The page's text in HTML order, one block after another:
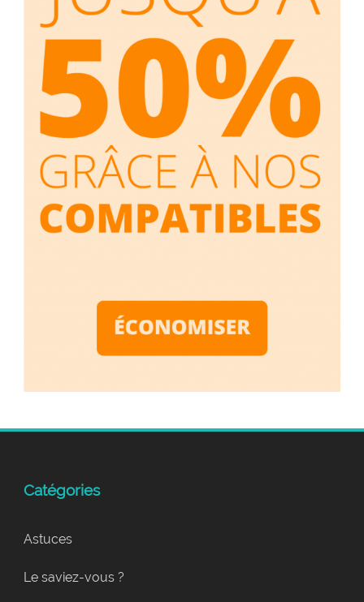
Catégories
Astuces
Le saviez-vous ?